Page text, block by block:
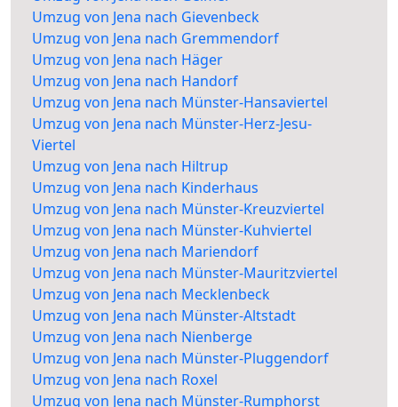
Umzug von Jena nach Gievenbeck
Umzug von Jena nach Gremmendorf
Umzug von Jena nach Häger
Umzug von Jena nach Handorf
Umzug von Jena nach Münster-Hansaviertel
Umzug von Jena nach Münster-Herz-Jesu-
Viertel
Umzug von Jena nach Hiltrup
Umzug von Jena nach Kinderhaus
Umzug von Jena nach Münster-Kreuzviertel
Umzug von Jena nach Münster-Kuhviertel
Umzug von Jena nach Mariendorf
Umzug von Jena nach Münster-Mauritzviertel
Umzug von Jena nach Mecklenbeck
Umzug von Jena nach Münster-Altstadt
Umzug von Jena nach Nienberge
Umzug von Jena nach Münster-Pluggendorf
Umzug von Jena nach Roxel
Umzug von Jena nach Münster-Rumphorst